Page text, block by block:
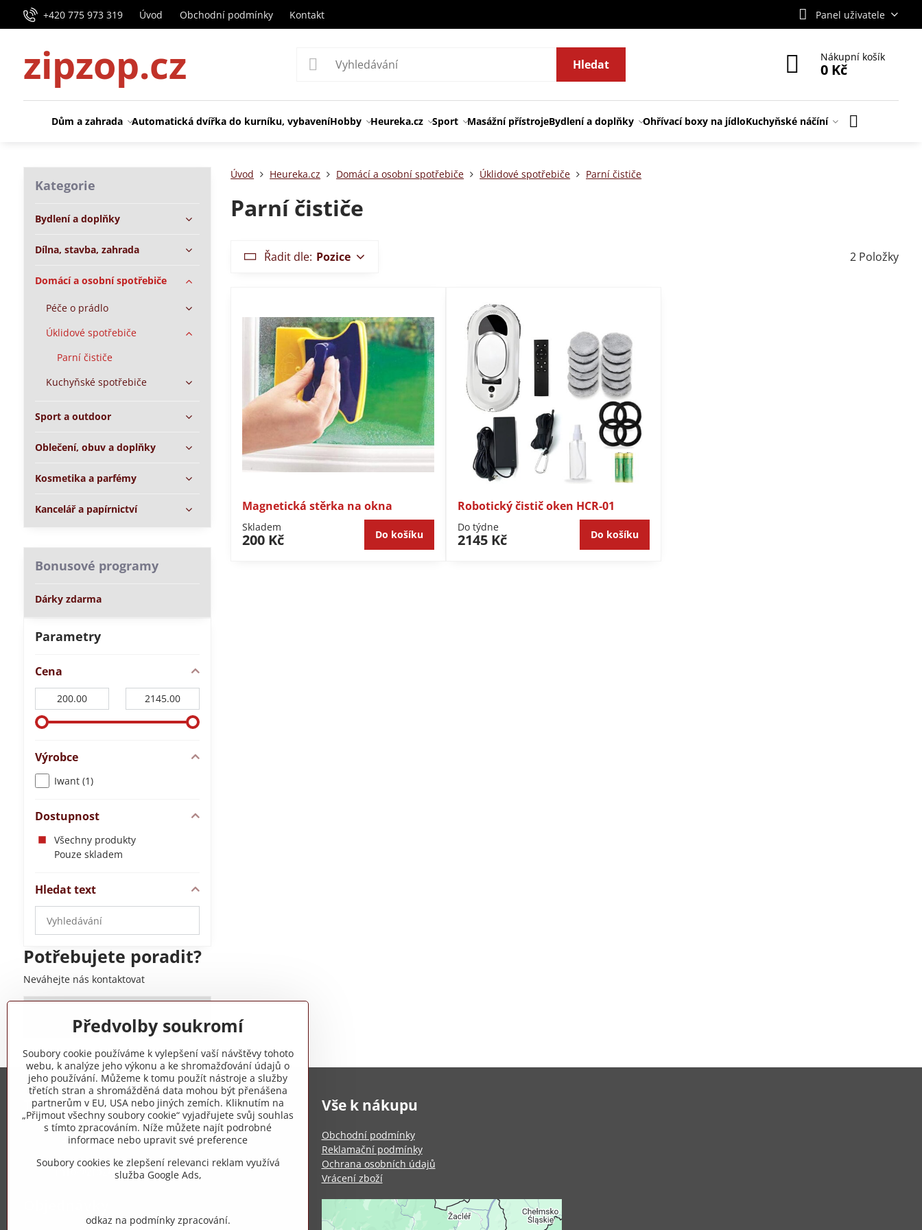
+420 775 973 319 Úvod Obchodní podmínky Kontakt Panel uživatele
zipzop.cz Hledat
Nákupní košík
0 Kč
Dům a zahrada Automatická dvířka do kurníku, vybaveníHobby Heureka.cz Sport Masážní přístrojeBydlení a doplňky Ohřívací boxy na jídloKuchyňské náčíní
Úvod Heureka.cz Domácí a osobní spotřebiče Úklidové spotřebiče Parní čističe
Parní čističe
Řadit dle: Pozice 2 Položky
Magnetická stěrka na okna
Skladem
200 Kč Do košíku
Robotický čistič oken HCR-01
Do týdne
2145 Kč Do košíku
Parametry
Cena
Výrobce
Iwant (1)
Dostupnost
Všechny produkty
Pouze skladem
Hledat text
Prohledat
výsledky
filtru
fulltextem
Potřebujete poradit?
Neváhejte nás kontaktovat
+420 775 973 319
Kategorie
Bydlení a doplňky
Dílna, stavba, zahrada
Domácí a osobní spotřebiče
Péče o prádlo
Úklidové spotřebiče
Parní čističe
Kuchyňské spotřebiče
Sport a outdoor
Oblečení, obuv a doplňky
Kosmetika a parfémy
Kancelář a papírnictví
Bonusové programy
Dárky zdarma
Trovita s.r.o.
+420 775 973 319
info​@zipzop​.cz
Vše k nákupu
Obchodní podmínky
Reklamační podmínky
Ochrana osobních údajů
Vrácení zboží
Předvolby soukromí
Soubory cookie používáme k vylepšení vaší návštěvy tohoto
webu, k analýze jeho výkonu a ke shromažďování údajů o
jeho používání. Můžeme k tomu použít nástroje a služby
třetích stran a shromážděná data mohou být přenášena
partnerům v EU, USA nebo jiných zemích. Kliknutím na
„Přijmout všechny soubory cookie“ vyjadřujete svůj souhlas
s tímto zpracováním. Níže můžete najít podrobné
informace nebo upravit své preference
Soubory cookies ke zlepšení relevanci reklam využívá
služba Google Ads,
odkaz na podmínky zpracování.